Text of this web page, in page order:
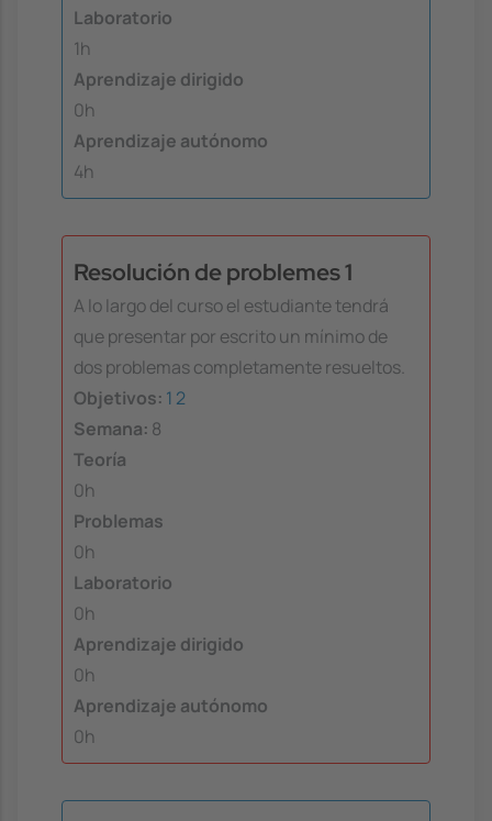
Laboratorio
1h
Aprendizaje dirigido
0h
Aprendizaje autónomo
4h
Resolución de problemes 1
A lo largo del curso el estudiante tendrá
que presentar por escrito un mínimo de
dos problemas completamente resueltos.
Objetivos: 1 2
Semana: 8
Teoría
0h
Problemas
0h
Laboratorio
0h
Aprendizaje dirigido
0h
Aprendizaje autónomo
0h